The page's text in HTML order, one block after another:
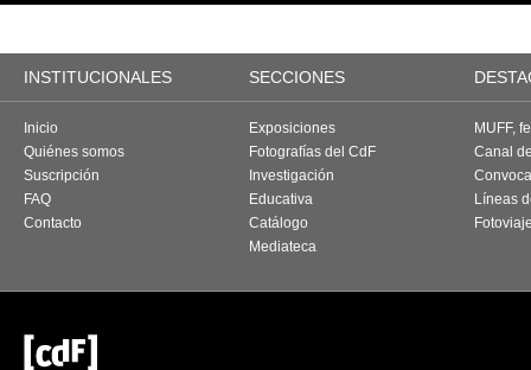
INSTITUCIONALES SECCIONES
Inicio
Quiénes somos
Suscripción
FAQ
Contacto
Exposiciones
Fotografías del CdF
Investigación
Educativa
Catálogo
Mediateca
MUFF,
Canal
Líneas